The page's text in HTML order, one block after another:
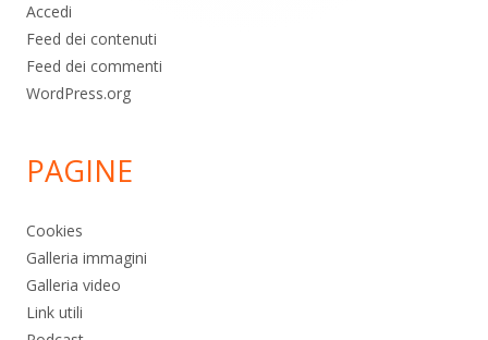
Accedi
Feed dei contenuti
Feed dei commenti
WordPress.org
PAGINE
Cookies
Galleria immagini
Galleria video
Link utili